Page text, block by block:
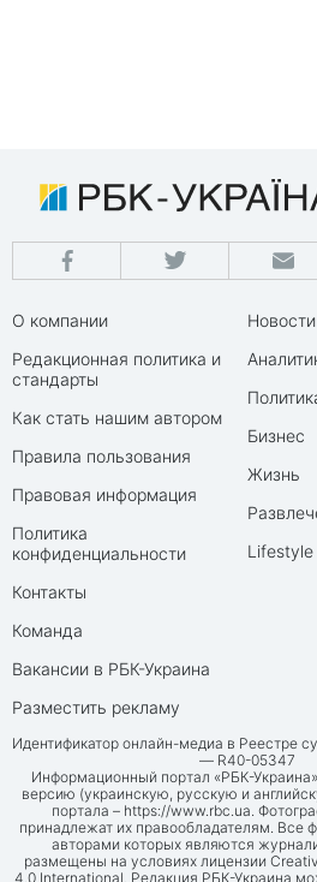
О компании
Редакционная политика и
стандарты
Как стать нашим автором
Правила пользования
Правовая информация
Политика
конфиденциальности
Контакты
Команда
Вакансии в РБК-Украина
Разместить рекламу
Бизнес
Жизнь
Lifestyle
Идентификатор онлайн-медиа в Реестре
— R40-05347
Информационный портал «РБК-
версию (украинскую, русскую и
портала – https://www.rbc.ua.
принадлежат их правообладателям. Все
авторами которых являются
размещены на условиях лицензии
4.0 International. Редакция РБК-Украина